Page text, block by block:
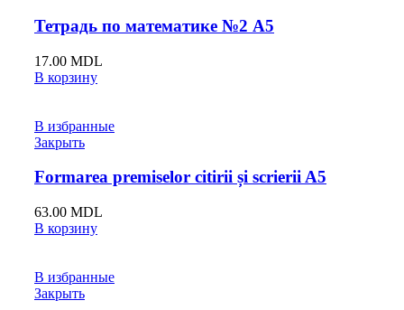
Тетрадь по математике №2 A5
17.00 MDL
В корзину
В избранные
Закрыть
Formarea premiselor citirii și scrierii A5
63.00 MDL
В корзину
В избранные
Закрыть